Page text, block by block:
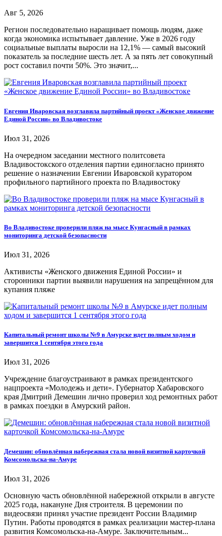
Авг 5, 2026
Регион последовательно наращивает помощь людям, даже
когда экономика испытывает давление. Уже в 2026 году
социальные выплаты выросли на 12,1% — самый высокий
показатель за последние шесть лет. А за пять лет совокупный
рост составил почти 50%. Это значит,...
Евгения Иваровская возглавила партийный проект «Женское движение
Единой России» во Владивостоке
Июл 31, 2026
На очередном заседании местного политсовета
Владивостокского отделения партии единогласно принято
решение о назначении Евгении Иваровской куратором
профильного партийного проекта по Владивостоку
Во Владивостоке проверили пляж на мысе Кунгасный в рамках
мониторинга детской безопасности
Июл 31, 2026
Активисты «Женского движения Единой России» и
сторонники партии выявили нарушения на запрещённом для
купания пляже
Капитальный ремонт школы №9 в Амурске идет полным ходом и
завершится 1 сентября этого года
Июл 31, 2026
Учреждение благоустраивают в рамках президентского
нацпроекта «Молодежь и дети». Губернатор Хабаровского
края Дмитрий Демешин лично проверил ход ремонтных работ
в рамках поездки в Амурский район.
Демешин: обновлённая набережная стала новой визитной карточкой
Комсомольска-на-Амуре
Июл 31, 2026
Основную часть обновлённой набережной открыли в августе
2025 года, накануне Дня строителя. В церемонии по
видеосвязи принял участие президент России Владимир
Путин. Работы проводятся в рамках реализации мастер-плана
развития Комсомольска-на-Амуре. Заключительным...